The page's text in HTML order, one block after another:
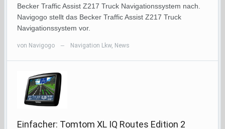
Becker Traffic Assist Z217 Truck Navigationssystem nach.
Navigogo stellt das Becker Traffic Assist Z217 Truck
Navigationssystem vor.
von Navigogo — Navigation Lkw, News
Einfacher: Tomtom XL IQ Routes Edition 2